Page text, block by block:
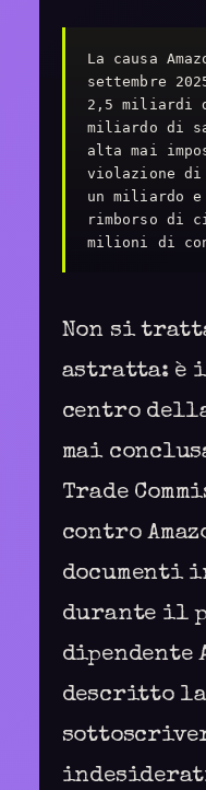
La causa
settembre
2,5 miliardi
miliardo di
alta mai
violazione di
un miliardo e
rimborso di
milioni di
Non si
astratta: è
centro
mai
Trade
contro
documenti
durante il
dipendente
descritto